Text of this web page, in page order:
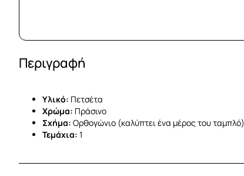
Περιγραφή
Υλικό: Πετσέτα
Χρώμα: Πράσινο
Σχήμα: Ορθογώνιο (καλύπτει ένα μέρος του ταμπλό)
Τεμάχια: 1